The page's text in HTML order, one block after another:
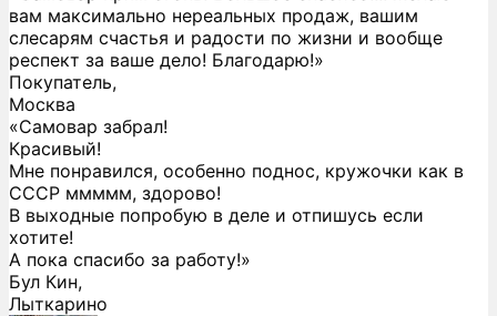
вам максимально нереальных продаж, вашим
слесарям счастья и радости по жизни и вообще
респект за ваше дело! Благодарю!»
Покупатель,
Москва
«Самовар забрал!
Красивый!
Мне понравился, особенно поднос, кружочки как в
СССР ммммм, здорово!
В выходные попробую в деле и отпишусь если
хотите!
А пока спасибо за работу!»
Бул Кин,
Лыткарино